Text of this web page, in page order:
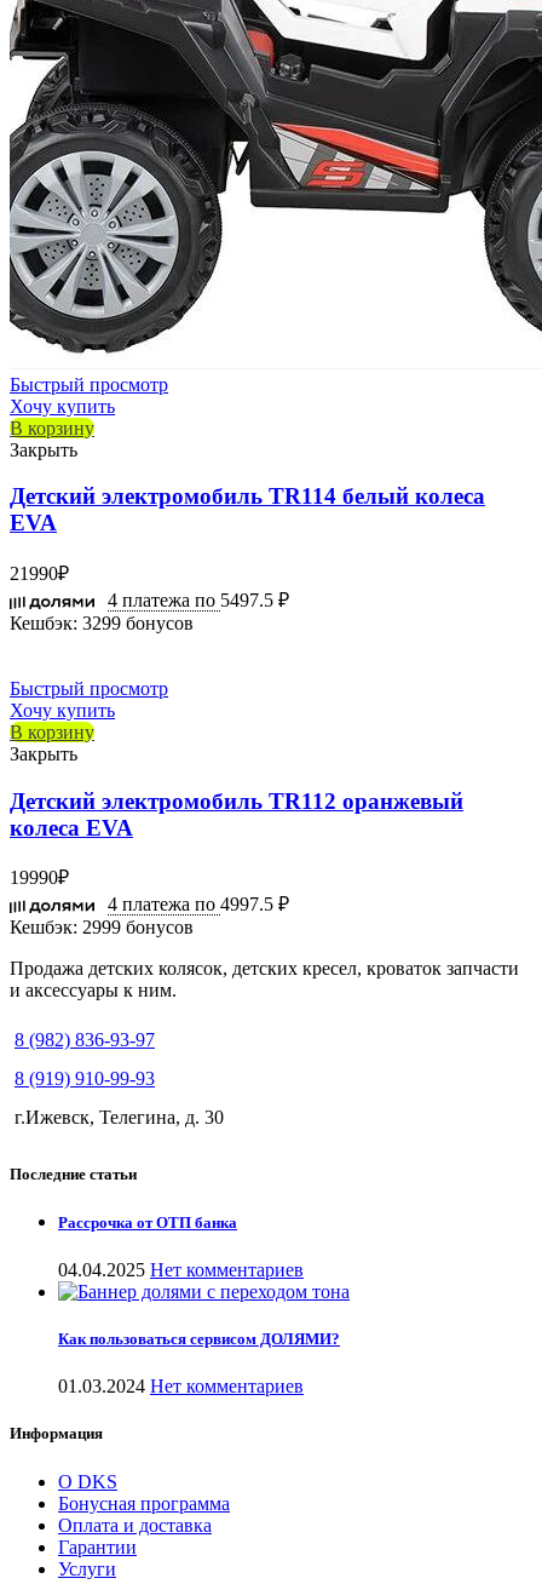
Быстрый просмотр
Хочу купить
В корзину
Закрыть
Детский электромобиль TR114 белый колеса
EVA
21990₽
4 платежа по 5497.5 ₽
Кешбэк: 3299 бонусов
Быстрый просмотр
Хочу купить
В корзину
Закрыть
Детский электромобиль TR112 оранжевый
колеса EVA
19990₽
4 платежа по 4997.5 ₽
Кешбэк: 2999 бонусов
Продажа детских колясок, детских кресел, кроваток запчасти
и аксессуары к ним.
8 (982) 836-93-97
8 (919) 910-99-93
г.Ижевск, Телегина, д. 30
Последние статьи
Рассрочка от ОТП банка
04.04.2025 Нет комментариев
Как пользоваться сервисом ДОЛЯМИ?
01.03.2024 Нет комментариев
Информация
О DKS
Бонусная программа
Оплата и доставка
Гарантии
Услуги